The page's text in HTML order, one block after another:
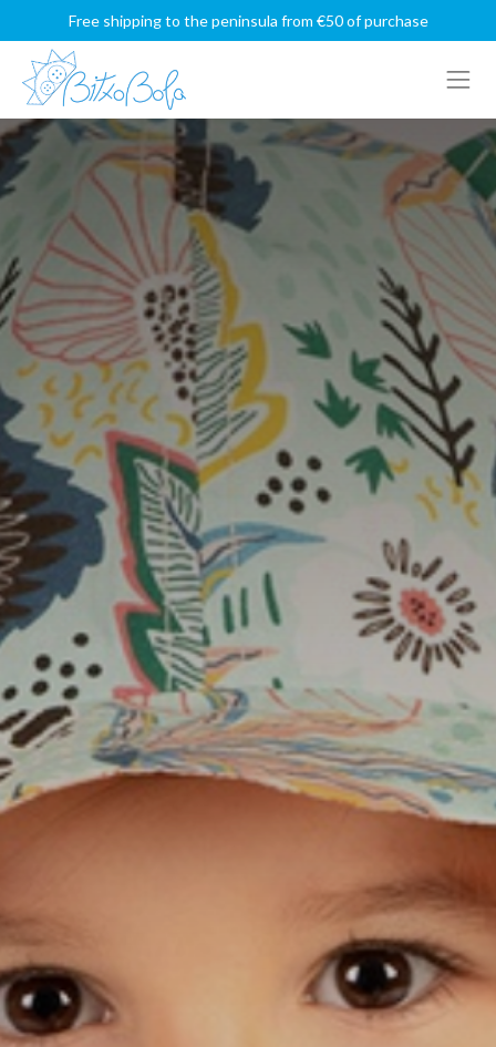
Free shipping to the peninsula from €50 of purchase